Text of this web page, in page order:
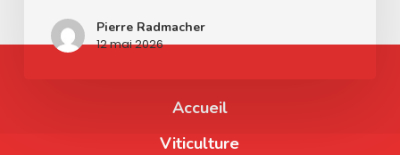
Pierre Radmacher
12 mai 2026
Accueil
Viticulture